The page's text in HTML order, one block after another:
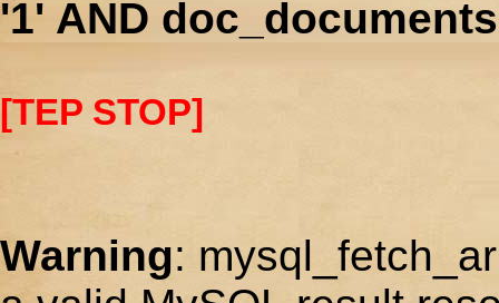
'1' AND
[TEP STOP]
Warning: